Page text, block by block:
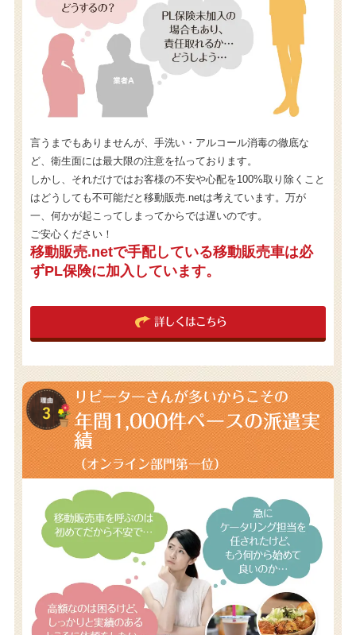
言うまでもありませんが、手洗い・アルコール消毒の徹底な
ど、衛生面には最大限の注意を払っております。
しかし、それだけではお客様の不安や心配を100%取り除くこと
はどうしても不可能だと移動販売.netは考えています。万が
一、何かが起こってしまってからでは遅いのです。
ご安心ください！
移動販売.netで手配している移動販売車は必
ずPL保険に加入しています。
詳しくはこちら
リピーターさんが多いからこその
年間1,000件ペースの派遣実
績
（オンライン部門第一位）